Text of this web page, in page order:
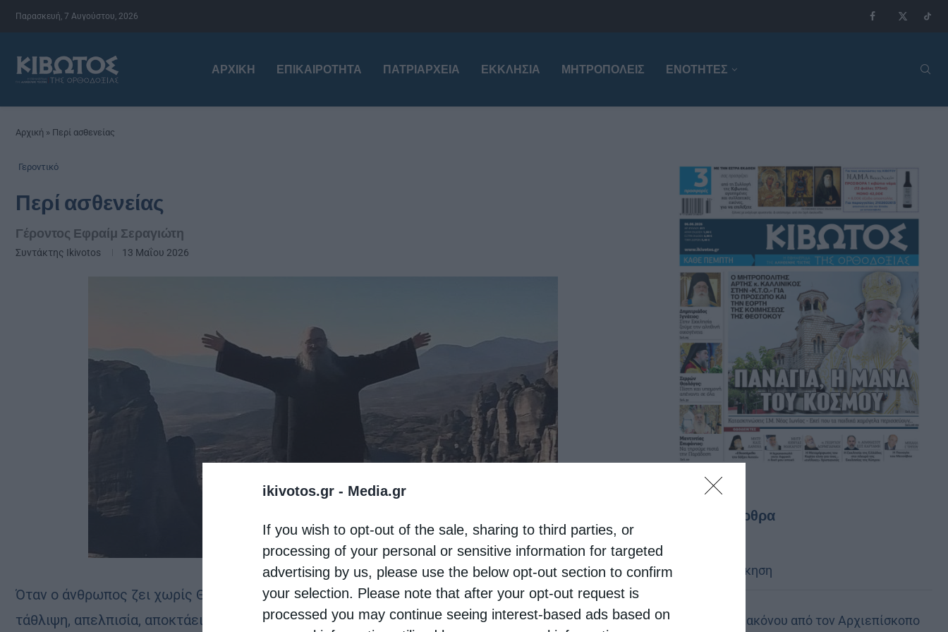
ikivotos.gr - Media.gr
If you wish to opt-out of the sale, sharing to third parties, or
processing of your personal or sensitive information for targeted
advertising by us, please use the below opt-out section to confirm
your selection. Please note that after your opt-out request is
processed you may continue seeing interest-based ads based on
Παρασκευή, 7 Αυγούστου, 2026
ΑΡΧΙΚΉ ΕΠΙΚΑΙΡΌΤΗΤΑ ΠΑΤΡΙΑΡΧΕΊΑ ΕΚΚΛΗΣΊΑ ΜΗΤΡΟΠΌΛΕΙΣ ΕΝΟΤΗΤΕΣ
Αρχική » Περί ασθενείας
Γεροντικό
Περί ασθενείας
Γέροντος Εφραίμ Σεραγιώτη
Συντάκτης Ikivotos 13 Μαΐου 2026
Όταν ο άν­θρω­πος ζει χω­ρίς Θεό, χω­ρίς γα­λή­νη, χω­ρίς εμ­πι­στο­σύ­νη, αλλά με άγ­χος, αγω­νία, κα­
τά­θλι­ψη, απελ­πι­σία, απο­κτά­ει ασθέ­νειες σω­μα­τι­κές και ψυ­χι­κές. Όλες σχε­δόν οι αρ­ρώ­στιες,
Τελευταία άρθρα
Κακό και εκδίκηση
Χειροτονία Διακόνου από τον Αρχιεπίσκοπο